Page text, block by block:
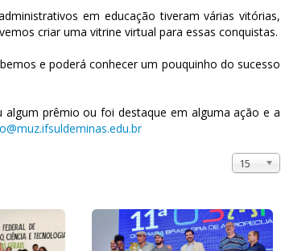
em educação tiveram várias vitórias,
criar uma vitrine virtual para essas conquistas.
e poderá conhecer um pouquinho do sucesso
algum prêmio ou foi destaque em alguma ação e a
ifsuldeminas.edu.br
15